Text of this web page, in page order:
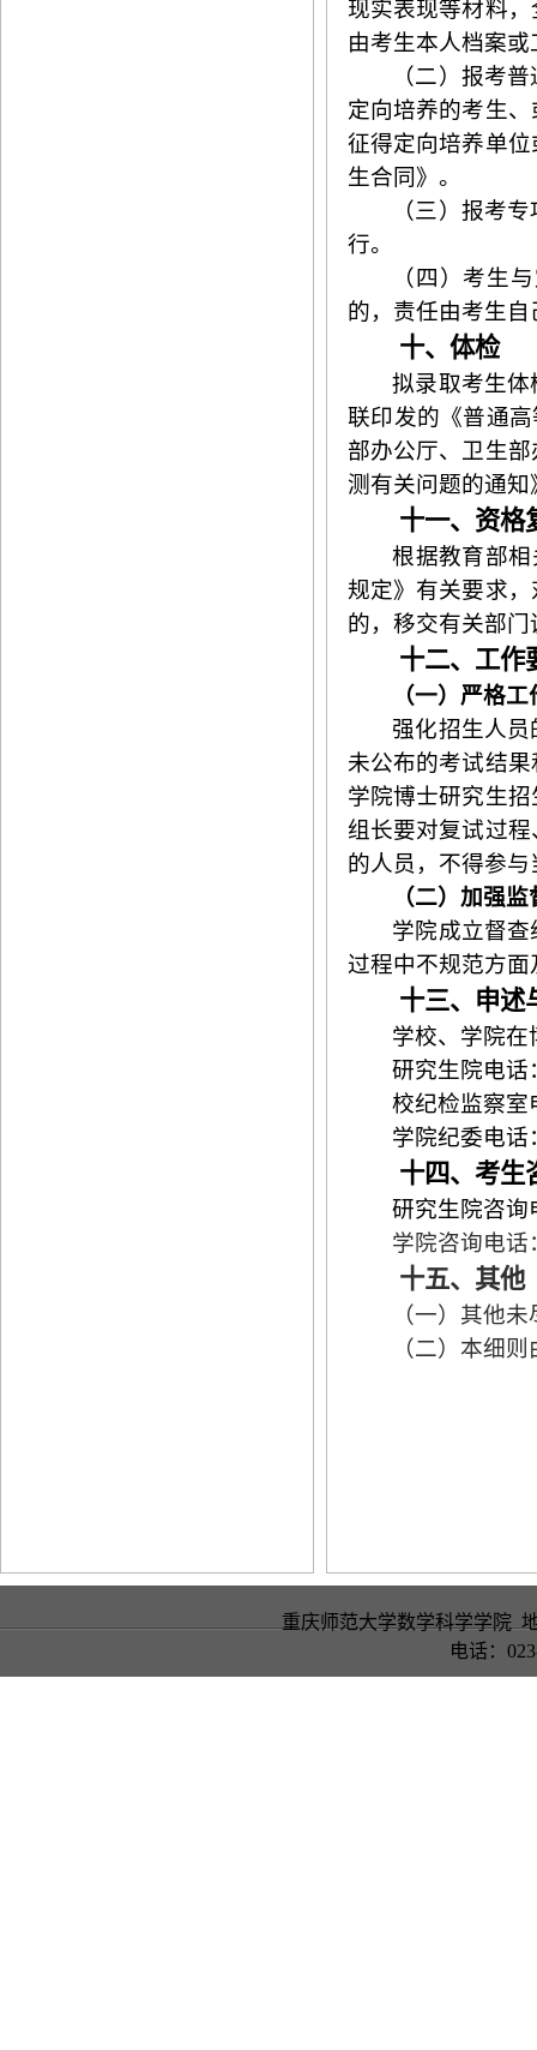
现实表现等材料
由考生本人档案
（二）报考
定向培养的考生
征得定向培养单
生合同》。
（三）报考
行。
（四）考生
的，责任由考生自
十、体检
拟录取考生
联印发的《普通
部办公厅、 卫生
测有关问题的通
十一、资格
根据教育部
规定》有关要求
的，移交有关部门
十二、工作
（一）严格
强化招生人
未公布的考试结
学院博士研究生
组长要对复试过
的人员，不得参
（二）加强
学院成立督查
过程中不规范方
十三、申述
学校、学院在
研究生院电
校纪检监察
学院纪委电话
十四、考生
研究生院咨询
学院咨询电话
十五、其他
（一）其他
（二）本细则
重庆师范大学数学科学学院
电话：